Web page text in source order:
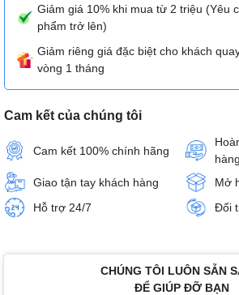
Giảm giá 10% khi mua từ 2 triệu (Yêu
phẩm trở lên)
Giảm riêng giá đặc biệt cho khách
vòng 1 tháng
Cam kết của chúng tôi
Cam kết 100% chính hãng
Giao tận tay khách hàng
Mở
Hỗ trợ 24/7
Đổi
CHÚNG TÔI LUÔN SẴN
ĐỂ GIÚP ĐỠ BẠN